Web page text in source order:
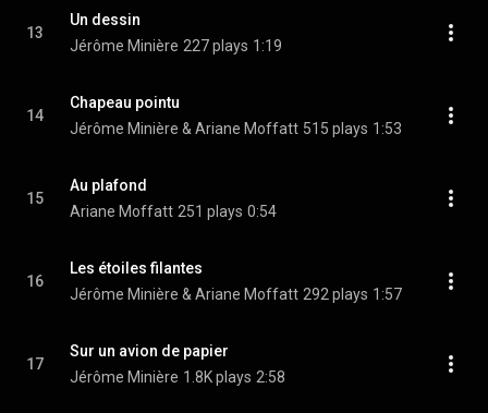
13
Un dessin
Jérôme Minière 227 plays 1:19
14
Chapeau pointu
Jérôme Minière & Ariane Moffatt 515 plays 1:53
15
Au plafond
Ariane Moffatt 251 plays 0:54
16
Les étoiles filantes
Jérôme Minière & Ariane Moffatt 292 plays 1:57
17
Sur un avion de papier
Jérôme Minière 1.8K plays 2:58